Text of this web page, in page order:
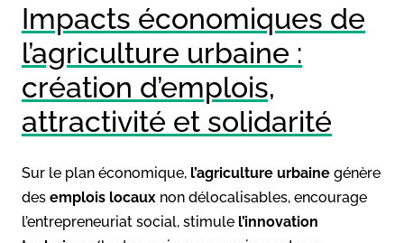
Impacts économiques de
l’agriculture urbaine :
création d’emplois,
attractivité et solidarité
Sur le plan économique, l’agriculture urbaine génère
des emplois locaux non délocalisables, encourage
l’entrepreneuriat social, stimule l’innovation